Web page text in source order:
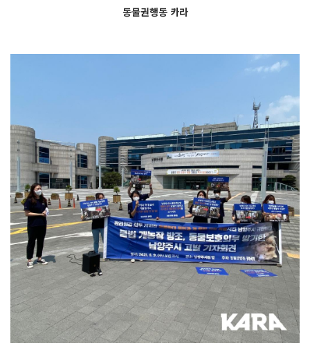
동물권행동 카라